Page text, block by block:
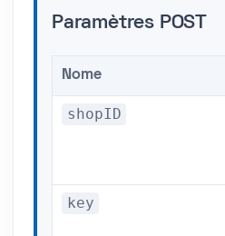
Paramètres POST
Nome
shopID
key